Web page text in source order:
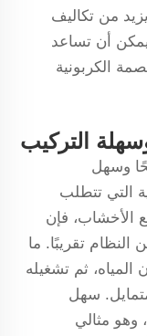
من تكاليف
أن تساعد
الكربونية
التركيب
وسهل
التي تتطلب
الأخشاب، فإن
النظام تقريبًا. ما
ثم تشغيله
سهل
التركيب بفضل الحجم المدمج لـ Bulan، وهو مثالي